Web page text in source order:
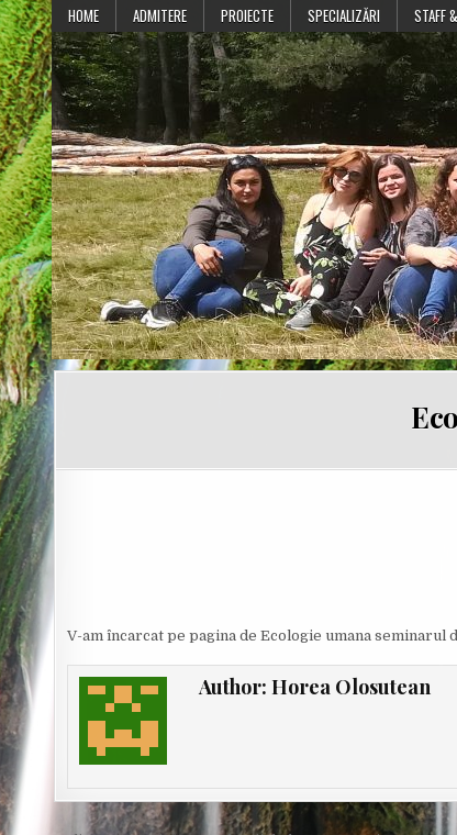
Skip
to
content
HOME ADMITERE PROIECTE SPECIALIZĂRI STAFF
V-am încarcat pe pagina de Ecologie umana seminarul
Author: Horea Olosutean